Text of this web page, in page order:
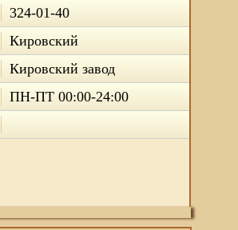
324-01-40
Кировский
Кировский завод
ПН-ПТ 00:00-24:00